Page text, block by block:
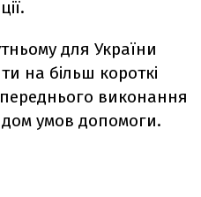
для України
на більш короткі
виконання
умов допомоги.